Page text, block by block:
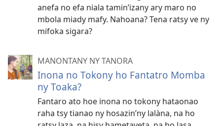
anefa no efa niala tamin’izany ary maro no
mbola miady mafy. Nahoana? Tena ratsy ve ny
mifoka sigara?
MANONTANY NY TANORA
Inona no Tokony ho Fantatro Momba
ny Toaka?
Fantaro ato hoe inona no tokony hataonao
raha tsy tianao ny hosazin’ny lalàna, na ho